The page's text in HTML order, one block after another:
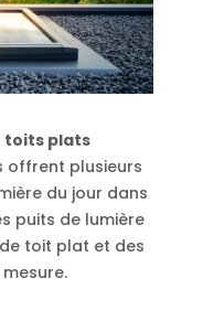
toits plats
offrent plusieurs
du jour dans
puits de lumière
toit plat et des